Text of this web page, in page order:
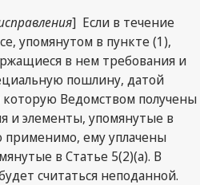
] Если в течение
упомянутом в пункте (1),
в нем требования и
пошлину, датой
которую Ведомством получены
и элементы, упомянутые в
применимо, ему уплачены
в Статье 5(2)(а). В
считаться неподанной.